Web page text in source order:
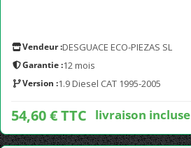
Vendeur :DESGUACE ECO-PIEZAS SL
Garantie :12 mois
Version :1.9 Diesel CAT 1995-2005
54,60 € TTC livraison incluse